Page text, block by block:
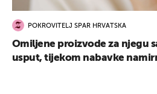
POKROVITELJ SPAR HRVATSKA
Omiljene proizvode za njegu
usput, tijekom nabavke